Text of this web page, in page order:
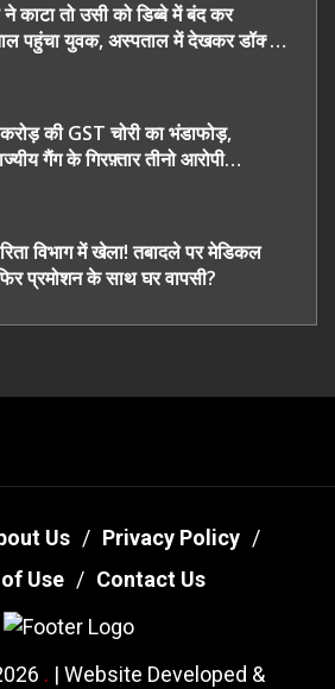
ने काटा तो उसी को डिब्बे में बंद कर
पहुंचा युवक, अस्पताल में देखकर डॉक्टर
की GST चोरी का भंडाफोड़,
गैंग के गिरफ़्तार तीनो आरोपी
विभाग में खेला! तबादले पर मेडिकल
प्रमोशन के साथ घर वापसी?
Us
Privacy Policy
Use
Contact Us
. | Website Developed &